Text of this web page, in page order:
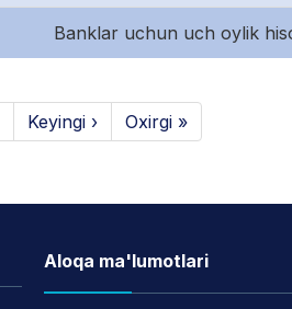
Banklar uchun uch oylik
Keyingi › Oxirgi »
Aloqa ma'lumotlari